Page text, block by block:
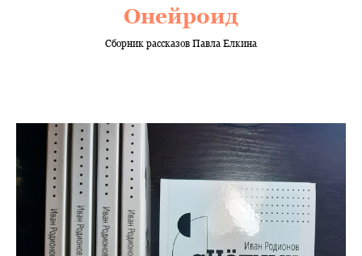
Онейроид
Сборник рассказов Павла Елкина